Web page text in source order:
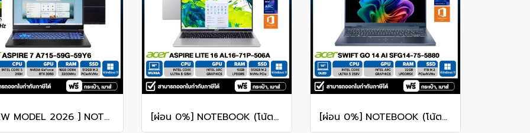
[ NEW MODEL 2026 ] NOTEBOOK (โน๊ตบุ๊ค) ACER ASPIRE 7 A715-59G-59Y6 15.6" FHD 144Hz/CORE 5-210H/16GB/SSD 512GB/RTX3050 รับประกันซ่อมฟรีถึงบ้าน 3ปี [ผ่อน 0%] NOTEBOOK (โน้ตบุ๊ค) ACER ASPIRE LITE 16 AL16-71P-506A 16" WUXGA/CORE 5 125H/RAM 16GB/SSD 512GB/RWINDOWS 11+MS OFFICE รับประกันศูนย์ไทย 2ปี [ผ่อน 0%] NOTEBOOK (โน้ตบุ๊ก) ACER SWIFT GO 14 AI SFG14-75-5880 14" OLED /CORE ULTRA 5 228V/RAM 32GB/SSD 1TB/WINDOWS 11+OFFICE รับประกันศูนย์ไทย 3ปี